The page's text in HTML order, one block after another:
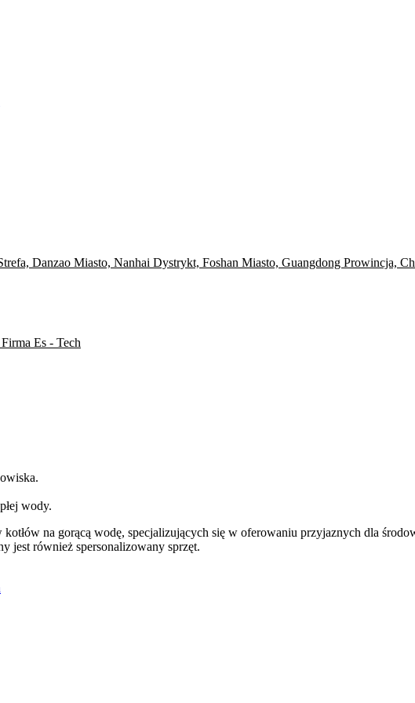
Danzao Miasto, Nanhai Dystrykt, Foshan Miasto, Guangdong Prowincja,
Es - Tech
wody.
na gorącą wodę, specjalizujących się w oferowaniu przyjaznych dla
jest również spersonalizowany sprzęt.